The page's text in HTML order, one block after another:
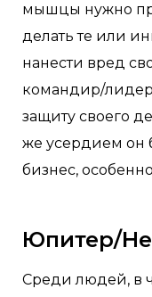
мышцы нужно
делать те или
нанести вред
командир/
защиту своего
же усердием он
бизнес,
Юпитер/
Среди людей, в